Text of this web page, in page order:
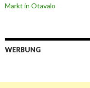
Markt in Otavalo
WERBUNG